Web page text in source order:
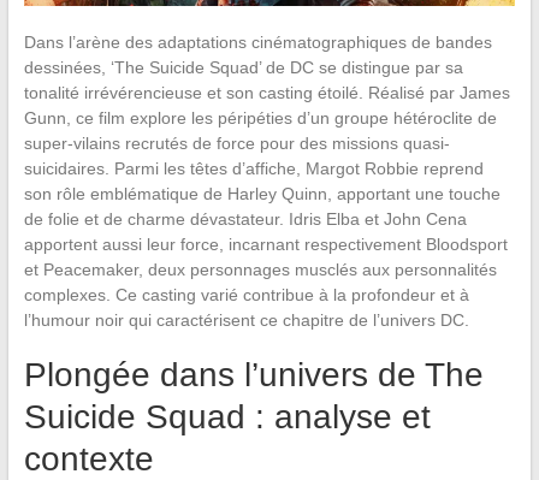
Dans l’arène des adaptations cinématographiques de bandes
dessinées, ‘The Suicide Squad’ de DC se distingue par sa
tonalité irrévérencieuse et son casting étoilé. Réalisé par James
Gunn, ce film explore les péripéties d’un groupe hétéroclite de
super-vilains recrutés de force pour des missions quasi-
suicidaires. Parmi les têtes d’affiche, Margot Robbie reprend
son rôle emblématique de Harley Quinn, apportant une touche
de folie et de charme dévastateur. Idris Elba et John Cena
apportent aussi leur force, incarnant respectivement Bloodsport
et Peacemaker, deux personnages musclés aux personnalités
complexes. Ce casting varié contribue à la profondeur et à
l’humour noir qui caractérisent ce chapitre de l’univers DC.
Plongée dans l’univers de The
Suicide Squad : analyse et
contexte